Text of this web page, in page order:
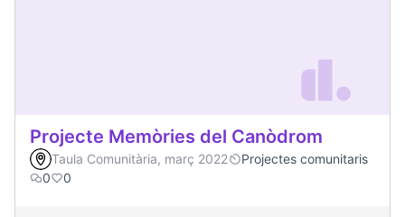
Projecte Memòries del Canòdrom
Taula Comunitària, març 2022
Projectes comunitaris
0
0